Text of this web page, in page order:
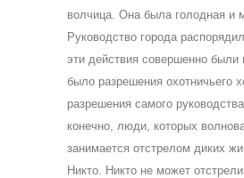
волчица. Она была голодная и
Руководство города
эти действия совершенно были
было разрешения охотничьего
разрешения самого
конечно, люди, которых
занимается отстрелом диких
Никто. Никто не может